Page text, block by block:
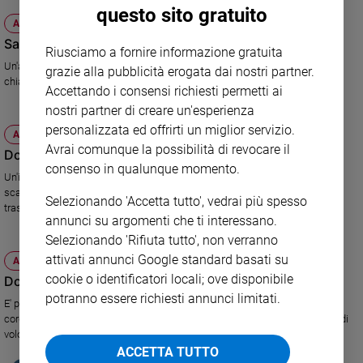
Sanremo
Cinema,
Tv
streaming
Libri
Musica
Arte
Famiglia
educazione
Genitori
e
Nonni
Coppia
Scuola
ATTUALITÀ
Sangue cordonale, la palla all'Europa
Un'audizione alla Commissione Sanità del Parlamento europeo per fare
chiarezza sulla differenza tra banche private e pubbliche.
ATTUALITÀ
Donazione del midollo, convegno a Verona
Un'interessante tavola rotonda sabato 20 novembre nel capoluogo
scaligero per far emergere le criticità attuali e individuare soluzioni
trasversali e condivise.
ATTUALITÀ
Dossier - La guerra dei cordoni
E' polemica sulla conservazione per sé delle cellule staminali da sangue
cordonale in banche private. I dubbi degli scienziati e delle associazioni di
volontariato.
questo sito gratuito
Riusciamo a fornire informazione gratuita
grazie alla pubblicità erogata dai nostri partner.
Accettando i consensi richiesti permetti ai
nostri partner di creare un'esperienza
personalizzata ed offrirti un miglior servizio.
Avrai comunque la possibilità di revocare il
consenso in qualunque momento.
Selezionando 'Accetta tutto', vedrai più spesso
annunci su argomenti che ti interessano.
Selezionando 'Rifiuta tutto', non verranno
attivati annunci Google standard basati su
cookie o identificatori locali; ove disponibile
potranno essere richiesti annunci limitati.
ACCETTA TUTTO